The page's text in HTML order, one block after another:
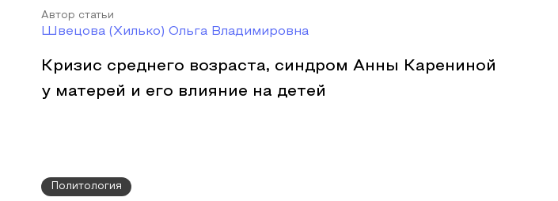
Автор статьи
Швецова (Хилько) Ольга Владимировна
Кризис среднего возраста, синдром Анны Карениной
у матерей и его влияние на детей
Политология